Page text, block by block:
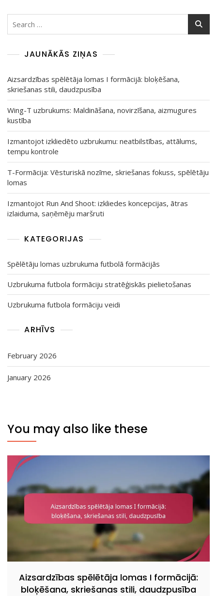
JAUNĀKĀS ZIŅAS
Aizsardzības spēlētāja lomas I formācijā: bloķēšana,
skriešanas stili, daudzpusība
Wing-T uzbrukums: Maldināšana, novirzīšana, aizmugures
kustība
Izmantojot izkliedēto uzbrukumu: neatbilstības, attālums,
tempu kontrole
T-Formācija: Vēsturiskā nozīme, skriešanas fokuss, spēlētāju
lomas
Izmantojot Run And Shoot: izkliedes koncepcijas, ātras
izlaiduma, saņēmēju maršruti
KATEGORIJAS
Spēlētāju lomas uzbrukuma futbolā formācijās
Uzbrukuma futbola formāciju stratēģiskās pielietošanas
Uzbrukuma futbola formāciju veidi
ARHĪVS
February 2026
January 2026
You may also like these
Aizsardzības spēlētāja lomas I formācijā:
bloķēšana, skriešanas stili, daudzpusība